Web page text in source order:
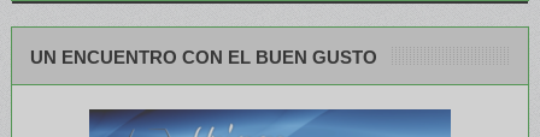
UN ENCUENTRO CON EL BUEN GUSTO